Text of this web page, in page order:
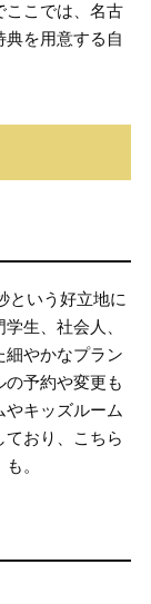
ここでは、名古
典を用意する自
という好立地に
生、社会人、
細やかなプラン
予約や変更も
キッズルーム
ており、こちら
。